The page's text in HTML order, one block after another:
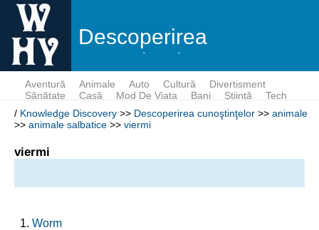
Descoperirea
cunoştinţelor
Aventură Animale Auto Cultură
Divertisment
Sănătate
Casă Mod De Viata Bani Ştiinţă
Tech
/ Knowledge Discovery >> Descoperirea cunoştinţelor >> animale
>> animale salbatice >> viermi
viermi
Worm